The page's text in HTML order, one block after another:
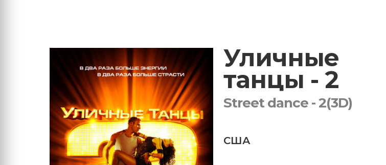
Уличные
танцы - 2
Street danсe - 2(3D)
США